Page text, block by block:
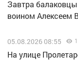
Завтра
воином Алексеем
05.08.2026 08:55
На улице